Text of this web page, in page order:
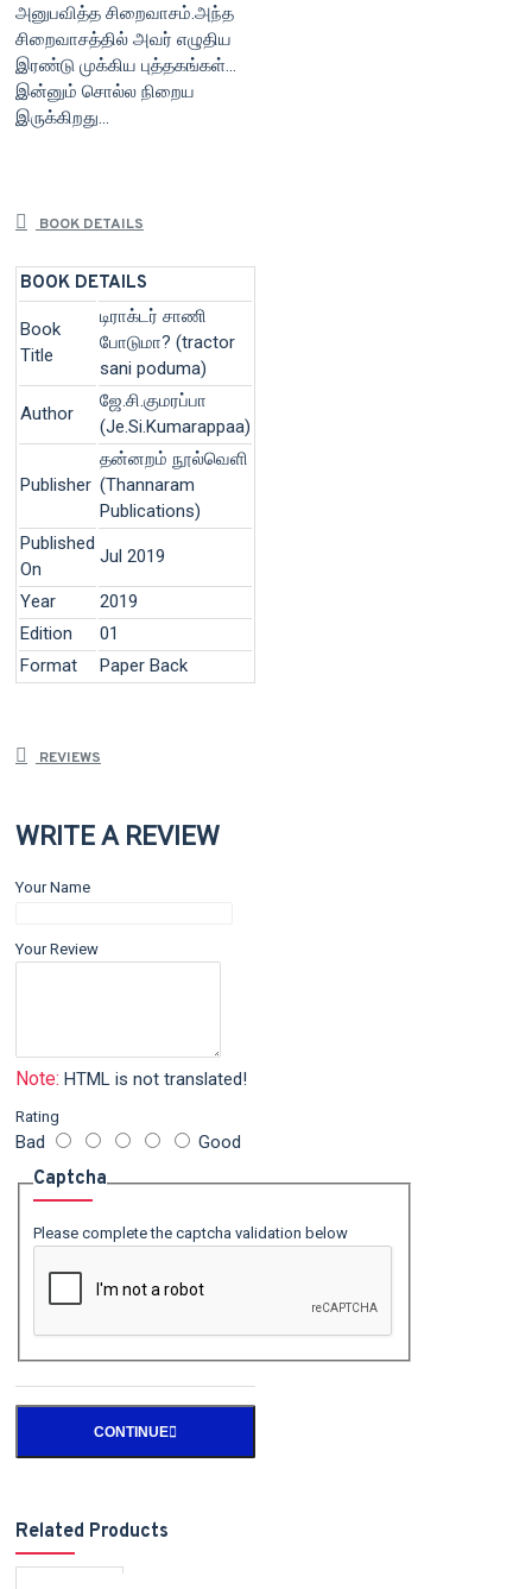
அனுபவித்த சிறைவாசம்.அந்த
சிறைவாசத்தில் அவர் எழுதிய
இரண்டு முக்கிய புத்தகங்கள்…
இன்னும் சொல்ல நிறைய
இருக்கிறது…
BOOK DETAILS
BOOK DETAILS
Book
Title
டிராக்டர் சாணி
போடுமா? (tractor
sani poduma)
Author
ஜே.சி.குமரப்பா
(Je.Si.Kumarappaa)
Publisher
தன்னறம் நூல்வெளி
(Thannaram
Publications)
Published
On
Jul 2019
Year
2019
Edition
01
Format
Paper Back
REVIEWS
WRITE A REVIEW
Your Name
Your Review
Note: HTML is not translated!
Rating
Bad Good
Captcha
Please complete the captcha validation below
CONTINUE
Related Products